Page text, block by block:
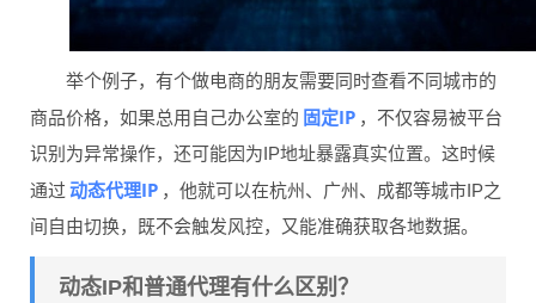
举个例子，有个做电商的朋友需要同时查看不同城市的
商品价格，如果总用自己办公室的 固定IP ，不仅容易被平台
识别为异常操作，还可能因为IP地址暴露真实位置。这时候
通过 动态代理IP ，他就可以在杭州、广州、成都等城市IP之
间自由切换，既不会触发风控，又能准确获取各地数据。
动态IP和普通代理有什么区别？